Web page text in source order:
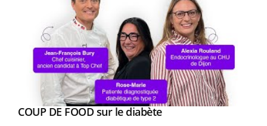
Youtube
COUP DE FOOD sur le diabèteYoutube